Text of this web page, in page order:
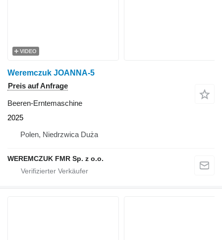
VIDEO
Weremczuk JOANNA-5
Preis auf Anfrage
Beeren-Erntemaschine
2025
Polen, Niedrzwica Duża
WEREMCZUK FMR Sp. z o.o.